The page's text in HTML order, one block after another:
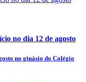
no dia 12 de agosto
no ginásio do Colégio